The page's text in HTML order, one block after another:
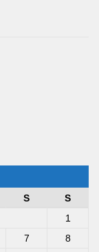
S
S
1
7
8